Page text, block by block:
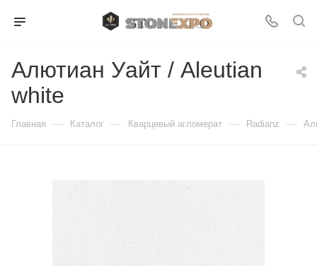
Алютиан Уайт / Aleutian
white
Главная — Каталог — Кварцевый агломерат — Radianz —